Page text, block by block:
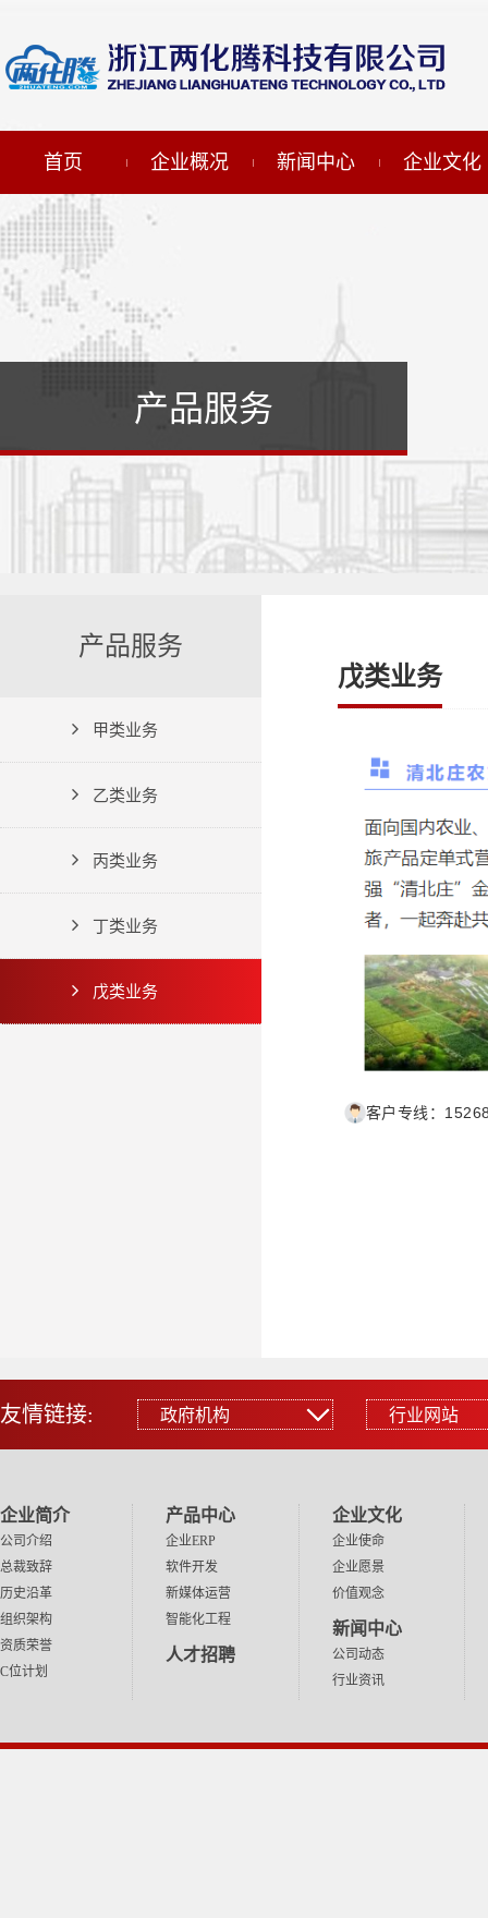
首页 企业概况 新闻中心 企业文化
产品服务
产品服务
甲类业务
乙类业务
丙类业务
丁类业务
戊类业务
戊类业务
客户专线：
友情链接: 政府机构
政府机构
中国工信部网站
浙江省经信厅网站
浙江省科技厅网站
金华市经信局网站
金华市科技局网站
永康市人民政府网站
行业网站
行业网站
百度
腾讯
华为
小米
网易
新浪
企业简介
公司介绍
总裁致辞
历史沿革
组织架构
资质荣誉
C位计划
产品中心
企业ERP
软件开发
新媒体运营
智能化工程
人才招聘
企业文化
企业使命
企业愿景
价值观念
新闻中心
公司动态
行业资讯